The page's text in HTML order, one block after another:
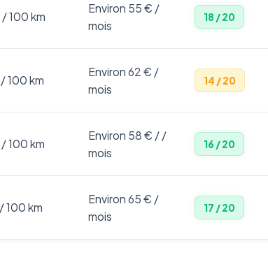
100 km
Environ 55 € /
mois
18 / 20
100 km
Environ 62 € /
mois
14 / 20
100 km
Environ 58 € / /
mois
16 / 20
100 km
Environ 65 € /
mois
17 / 20